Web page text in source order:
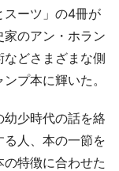
スーツ」の4冊が
のアン・ホラン
どさまざまな側
プ本に輝いた。
少時代の話を絡
人、本の一節を
特徴に合わせた